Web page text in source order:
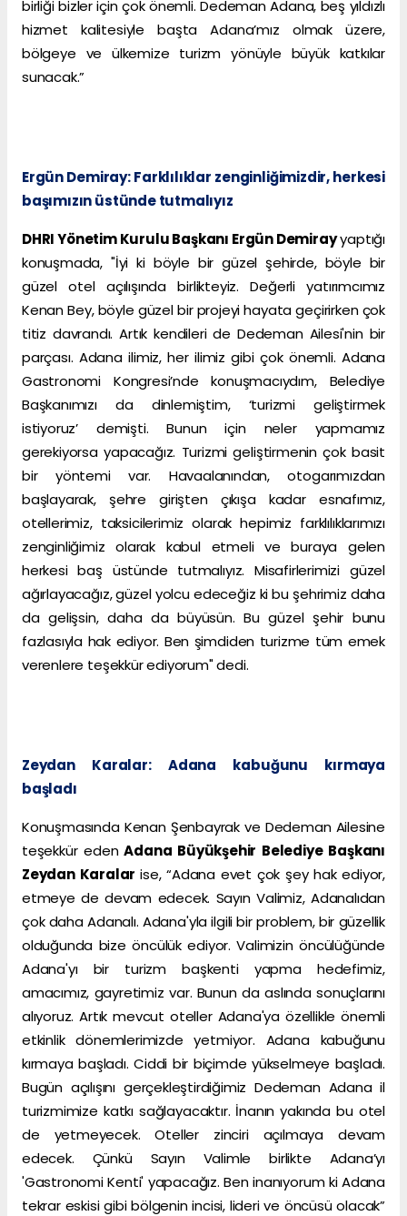
birliği bizler için çok önemli. Dedeman Adana, beş yıldızlı
hizmet kalitesiyle başta Adana’mız olmak üzere,
bölgeye ve ülkemize turizm yönüyle büyük katkılar
sunacak.”
Ergün Demiray: Farklılıklar zenginliğimizdir, herkesi
başımızın üstünde tutmalıyız
DHRI Yönetim Kurulu Başkanı Ergün Demirayyaptığı
konuşmada, "İyi ki böyle bir güzel şehirde, böyle bir
güzel otel açılışında birlikteyiz. Değerli yatırımcımız
Kenan Bey, böyle güzel bir projeyi hayata geçirirken çok
titiz davrandı. Artık kendileri de Dedeman Ailesi'nin bir
parçası. Adana ilimiz, her ilimiz gibi çok önemli. Adana
Gastronomi Kongresi’nde konuşmacıydım, Belediye
Başkanımızı da dinlemiştim, ‘turizmi geliştirmek
istiyoruz’ demişti. Bunun için neler yapmamız
gerekiyorsa yapacağız. Turizmi geliştirmenin çok basit
bir yöntemi var. Havaalanından, otogarımızdan
başlayarak, şehre girişten çıkışa kadar esnafımız,
otellerimiz, taksicilerimiz olarak hepimiz farklılıklarımızı
zenginliğimiz olarak kabul etmeli ve buraya gelen
herkesi baş üstünde tutmalıyız. Misafirlerimizi güzel
ağırlayacağız, güzel yolcu edeceğiz ki bu şehrimiz daha
da gelişsin, daha da büyüsün. Bu güzel şehir bunu
fazlasıyla hak ediyor. Ben şimdiden turizme tüm emek
verenlere teşekkür ediyorum" dedi.
Zeydan Karalar: Adana kabuğunu kırmaya
başladı
Konuşmasında Kenan Şenbayrak ve Dedeman Ailesine
teşekkür edenAdana Büyükşehir Belediye Başkanı
Zeydan Karalarise, “Adana evet çok şey hak ediyor,
etmeye de devam edecek. Sayın Valimiz, Adanalıdan
çok daha Adanalı. Adana'yla ilgili bir problem, bir güzellik
olduğunda bize öncülük ediyor. Valimizin öncülüğünde
Adana'yı bir turizm başkenti yapma hedefimiz,
amacımız, gayretimiz var. Bunun da aslında sonuçlarını
alıyoruz. Artık mevcut oteller Adana'ya özellikle önemli
etkinlik dönemlerimizde yetmiyor. Adana kabuğunu
kırmaya başladı. Ciddi bir biçimde yükselmeye başladı.
Bugün açılışını gerçekleştirdiğimiz Dedeman Adana il
turizmimize katkı sağlayacaktır. İnanın yakında bu otel
de yetmeyecek. Oteller zinciri açılmaya devam
edecek. Çünkü Sayın Valimle birlikte Adana’yı
'Gastronomi Kenti' yapacağız. Ben inanıyorum ki Adana
tekrar eskisi gibi bölgenin incisi, lideri ve öncüsü olacak”